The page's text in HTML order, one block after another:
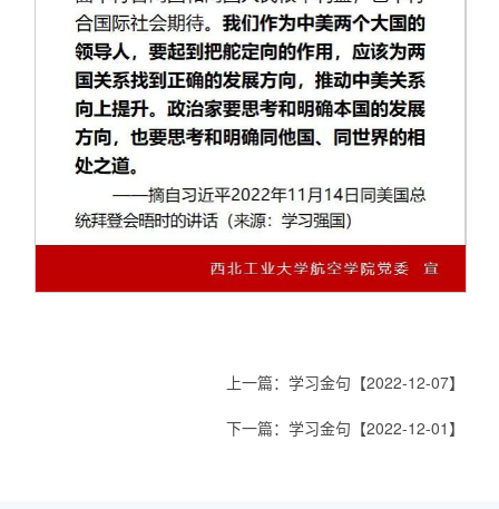
上一篇：学习金句【2022-12-07】
下一篇：学习金句【2022-12-01】